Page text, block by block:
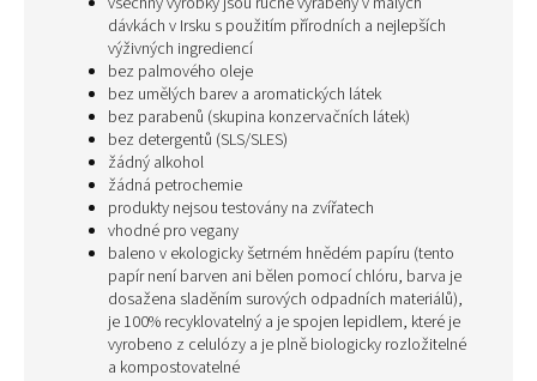
dávkách v Irsku s použitím přírodních a nejlepších
výživných ingrediencí
bez palmového oleje
bez umělých barev a aromatických látek
bez parabenů (skupina konzervačních látek)
bez detergentů (SLS/SLES)
žádný alkohol
žádná petrochemie
produkty nejsou testovány na zvířatech
vhodné pro vegany
baleno v ekologicky šetrném hnědém papíru (tento
papír není barven ani bělen pomocí chlóru, barva je
dosažena sladěním surových odpadních materiálů),
je 100% recyklovatelný a je spojen lepidlem, které je
vyrobeno z celulózy a je plně biologicky rozložitelné
a kompostovatelné